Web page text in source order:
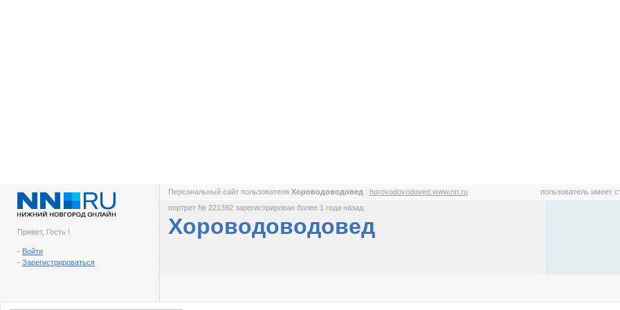
Привет, Гость !
- Войти
- Зарегистрироваться
Персональный сайт пользователя Хороводоводовед : horovodovodoved.www.nn.ru пользователь имеет
портрет № 221392 зарегистрирован более 1 года назад
Хороводоводовед